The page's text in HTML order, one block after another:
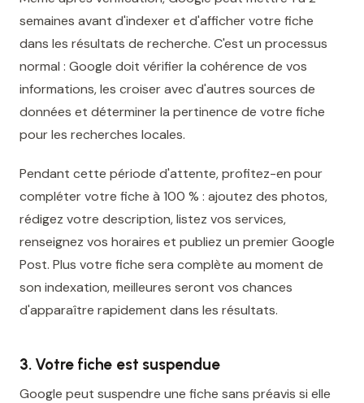
semaines avant d'indexer et d'afficher votre fiche
dans les résultats de recherche. C'est un processus
normal : Google doit vérifier la cohérence de vos
informations, les croiser avec d'autres sources de
données et déterminer la pertinence de votre fiche
pour les recherches locales.
Pendant cette période d'attente, profitez-en pour
compléter votre fiche à 100 % : ajoutez des photos,
rédigez votre description, listez vos services,
renseignez vos horaires et publiez un premier Google
Post. Plus votre fiche sera complète au moment de
son indexation, meilleures seront vos chances
d'apparaître rapidement dans les résultats.
3. Votre fiche est suspendue
Google peut suspendre une fiche sans préavis si elle